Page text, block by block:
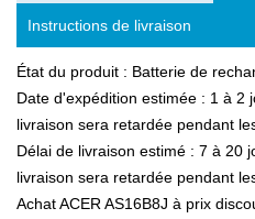
Instructions de livraison
État du produit : Batterie de
Date d'expédition estimée : 1 à 2
livraison sera retardée pendant
Délai de livraison estimé : 7 à 20
livraison sera retardée pendant
Achat ACER AS16B8J à prix